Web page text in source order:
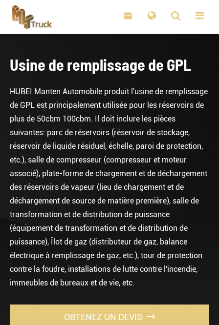

Usine de remplissage de GPL
HUBEI Manten Automobile produit l'usine de remplissage
de GPL est principalement utilisée pour les réservoirs de
plus de 50cbm 100cbm. Il doit inclure les pièces
suivantes: parc de réservoirs (réservoir de stockage,
réservoir de liquide résiduel, échelle, paroi de protection,
etc.), salle de compresseur (compresseur et moteur
associé), plate-forme de chargement et de déchargement
des réservoirs de vapeur (lieu de chargement et de
déchargement de source de matière première), salle de
transformation et de distribution de puissance
(équipement de transformation et de distribution de
puissance), Îlot de gaz (distributeur de gaz, balance
électrique à remplissage de gaz, etc.), tour de protection
contre la foudre, installations de lutte contre l'incendie,
immeubles de bureaux et de vie, etc.
OBTENEZ UN DEVIS 